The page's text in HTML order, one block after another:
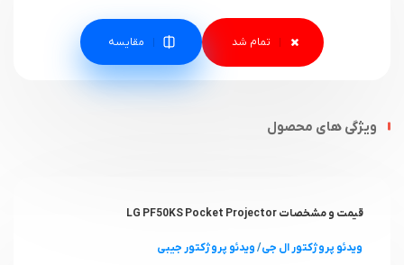
مقایسه
ویژگی های محصول
قیمت و مشخصاتLG PF50KS Pocket Projector
ویدئو پروژکتور ال جی/ویدئو پروژکتور جیبی